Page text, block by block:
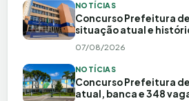
NOTÍCIAS
Concurso Prefeitura
situação atual e
07/08/2026
NOTÍCIAS
Concurso Prefeitura
atual, banca e 348